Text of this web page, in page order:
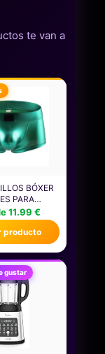
te van a
BÓXER
PARA
METÁLICOS
EN EL
CORTOS
DE
FOR
11.99 €
producto
gustar